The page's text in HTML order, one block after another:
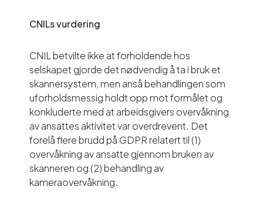
CNILs vurdering
CNIL betvilte ikke at forholdende hos
selskapet gjorde det nødvendig å ta i bruk et
skannersystem, men anså behandlingen som
uforholdsmessig holdt opp mot formålet og
konkluderte med at arbeidsgivers overvåkning
av ansattes aktivitet var overdrevent. Det
forelå flere brudd på GDPR relatert til (1)
overvåkning av ansatte gjennom bruken av
skanneren og (2) behandling av
kameraovervåkning.